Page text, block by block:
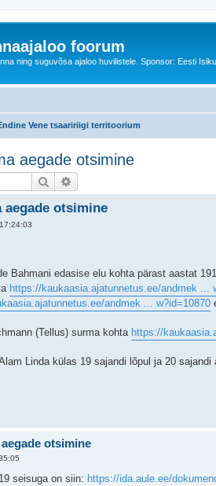
foorum
ning suguvõsa ajaloo huvilistele. Sponsor: Eesti
Vene tsaaririigi territoorium
aegade otsimine
Otsi
aegade otsimine
Bahmani edasise elu kohta pärast aastat
https://kaukaasia.ajatunnetus.ee/andmek ...
andmek ... w?id=10870
(Tellus) surma kohta https://
Linda külas 19 sajandi lõpul ja 20 sajandi
otsimine
seisuga on siin: https://ida.aule.ee/